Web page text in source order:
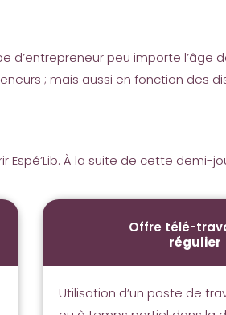
d’entrepreneur peu importe
; mais aussi en fonction des
À la suite de cette demi-
Offre télé-
régulier
Utilisation d’un poste de